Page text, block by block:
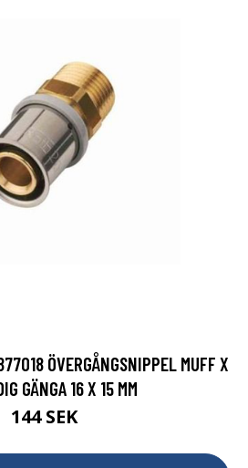
ÖVERGÅNGSNIPPEL MUFF X
GÄNGA 16 X 15 MM
144 SEK